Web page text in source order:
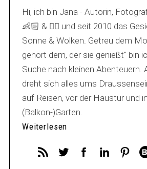
Hi, ich bin Jana - Autorin,
👶🏻 & 🐕‍🦺 und seit 2010 das
Sonne & Wolken. Getreu dem
gehört dem, der sie genießt" bin
Suche nach kleinen Abenteuern.
dreht sich alles ums
auf Reisen, vor der Haustür und
(Balkon-)Garten.
Weiterlesen